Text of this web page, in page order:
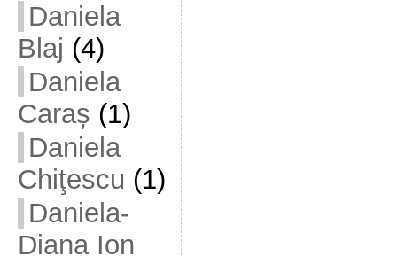
Daniela
Blaj (4)
Daniela
Caraș (1)
Daniela
Chiţescu (1)
Daniela-
Diana Ion